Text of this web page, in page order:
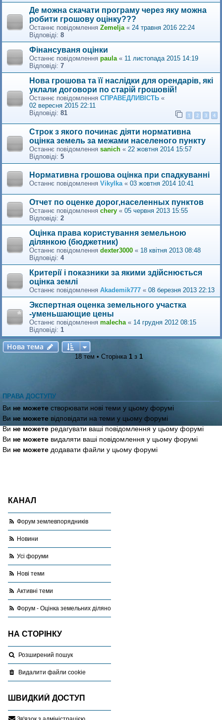
Де можна скачати програму через яку можна
робити грошову оцінку???
Останнє повідомлення Zemelja« 24 травня 2016 22:24
Відповіді: 8
Фінансуваня оцінки
Останнє повідомлення paula« 11 листопада 2015 14:19
Відповіді: 7
Нова грошова та її наслідки для орендарів, які
уклали договори по старій грошовій!
Останнє повідомлення СПРАВЕДЛИВІСТЬ «
02 вересня 2015 22:11
Відповіді: 81 1 2 3 4
Строк з якого починає діяти нормативна
оцінка земель за межами населеного пункту
Останнє повідомлення sanich « 22 жовтня 2014 15:57
Відповіді: 5
Нормативна грошова оцінка при спадкуванні
Останнє повідомлення Vikylka« 03 жовтня 2014 10:41
Отчет по оценке дорог,населенных пунктов
Останнє повідомлення chery « 05 червня 2013 15:55
Відповіді: 2
Оцінка права користування земельною
ділянкою (бюджетник)
Останнє повідомлення dexter3000 « 18 квітня 2013 08:48
Відповіді: 4
Критерії і показники за якими здійснюється
оцінка землі
Останнє повідомлення Akademik777 « 08 березня 2013 22:13
Экспертная оценка земельного участка
-уменьшающие цены
Останнє повідомлення malecha « 14 грудня 2012 08:15
Відповіді: 1
Нова тема
Нова тема
18 тем • Сторінка 1з 1
ПРАВА ДОСТУПУ
Ви не можете створювати нові теми у цьому форумі
Ви не можете відповідати на теми у цьому форумі
Ви не можете редагувати ваші повідомлення у цьому форумі
Ви не можете видаляти ваші повідомлення у цьому форумі
Ви не можете додавати файли у цьому форумі
КАНАЛ
Форум землевпорядників
Новини
Усі форуми
Нові теми
Активні теми
Форум - Оцінка земельних ділянок
НА СТОРІНКУ
Розширений пошук
Видалити файли cookie
ШВИДКИЙ ДОСТУП